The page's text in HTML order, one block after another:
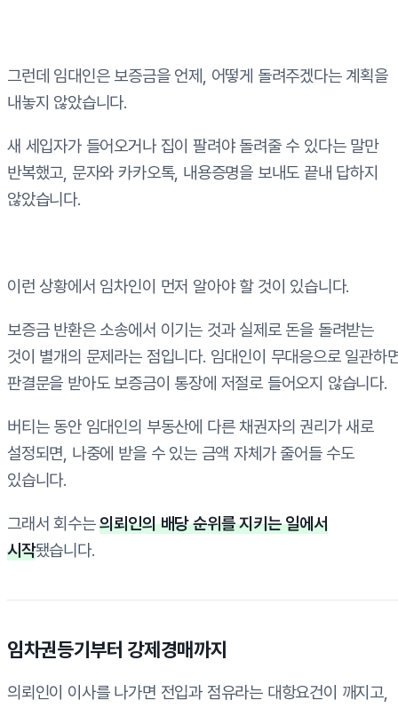
그런데 임대인은 보증금을 언제, 어떻게 돌려주겠다는 계획을
내놓지 않았습니다.
새 세입자가 들어오거나 집이 팔려야 돌려줄 수 있다는 말만
반복했고, 문자와 카카오톡, 내용증명을 보내도 끝내 답하지
않았습니다.
이런 상황에서 임차인이 먼저 알아야 할 것이 있습니다.
보증금 반환은 소송에서 이기는 것과 실제로 돈을 돌려받는
것이 별개의 문제라는 점입니다. 임대인이 무대응으로 일관하
판결문을 받아도 보증금이 통장에 저절로 들어오지 않습니다.
버티는 동안 임대인의 부동산에 다른 채권자의 권리가 새로
설정되면, 나중에 받을 수 있는 금액 자체가 줄어들 수도
있습니다.
그래서 회수는의뢰인의 배당 순위를 지키는 일에서
시작됐습니다.
임차권등기부터 강제경매까지
의뢰인이 이사를 나가면 전입과 점유라는 대항요건이 깨지고,